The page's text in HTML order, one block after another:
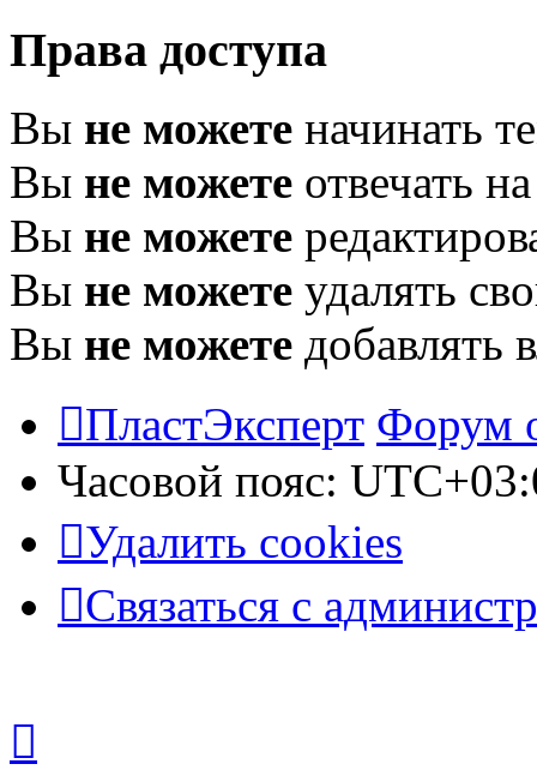
Права доступа
Вы не можете начинать
Вы не можете отвечать
Вы не можете
Вы не можете удалять
Вы не можете добавлять
ПластЭксперт Форум
Часовой пояс:
Удалить cookies
Связаться с